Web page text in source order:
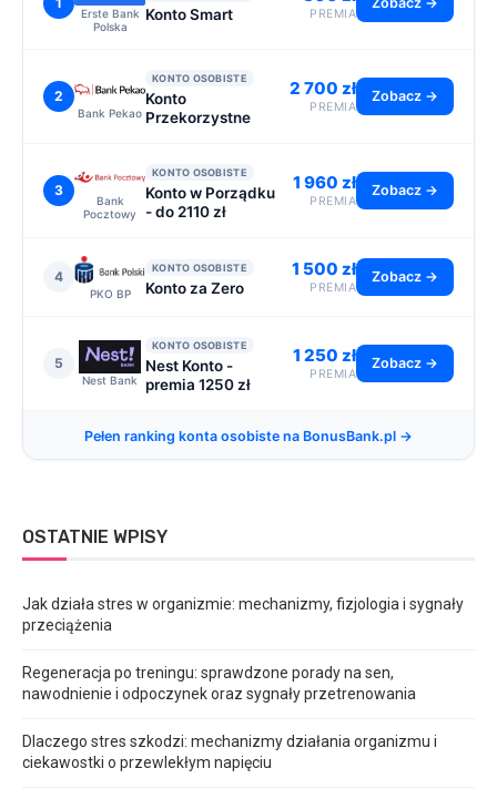
Erste Bank
Polska
Konto Smart PREMIA
2
Bank Pekao
KONTO OSOBISTE
Konto
Przekorzystne
2 700 zł
PREMIA
Zobacz →
3
Bank
Pocztowy
KONTO OSOBISTE
Konto w Porządku
- do 2110 zł
1 960 zł
PREMIA
Zobacz →
4
PKO BP
KONTO OSOBISTE
Konto za Zero
1 500 zł
PREMIA
Zobacz →
5
Nest Bank
KONTO OSOBISTE
Nest Konto -
premia 1250 zł
1 250 zł
PREMIA
Zobacz →
Pełen ranking konta osobiste na BonusBank.pl →
OSTATNIE WPISY
Jak działa stres w organizmie: mechanizmy, fizjologia i sygnały
przeciążenia
Regeneracja po treningu: sprawdzone porady na sen,
nawodnienie i odpoczynek oraz sygnały przetrenowania
Dlaczego stres szkodzi: mechanizmy działania organizmu i
ciekawostki o przewlekłym napięciu